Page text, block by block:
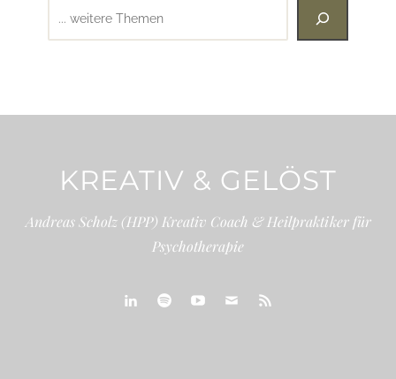
KREATIV & GELÖST
Andreas Scholz (HPP) Kreativ Coach & Heilpraktiker für
Psychotherapie